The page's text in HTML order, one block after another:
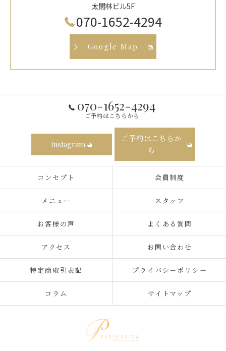
太閤林ビル5F
070-1652-4294
Google Map
070-1652-4294
ご予約はこちらから
Instagram
ご予約はこちらか
ら
コンセプト 会員制度
メニュー スタッフ
お客様の声 よくある質問
アクセス お問い合わせ
特定商取引表記 プライバシーポリシー
コラム サイトマップ